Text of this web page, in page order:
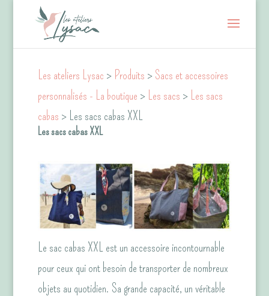
Les ateliers Lysac > Produits > Sacs et accessoires
personnalisés - La boutique > Les sacs > Les sacs
cabas > Les sacs cabas XXL
Les sacs cabas XXL
Le sac cabas XXL est un accessoire incontournable
pour ceux qui ont besoin de transporter de nombreux
objets au quotidien. Sa grande capacité, un véritable